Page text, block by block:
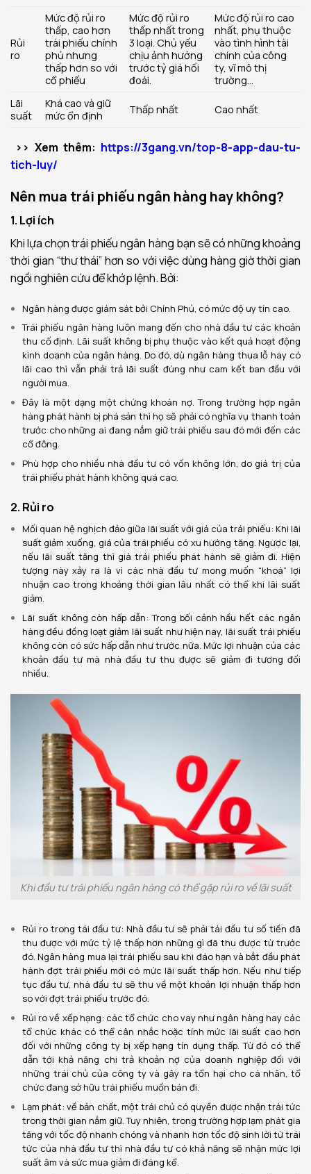
Rủi
ro
Mức độ rủi ro
thấp, cao hơn
trái phiếu chính
phủ nhưng
thấp hơn so với
cổ phiếu
Mức độ rủi ro
thấp nhất trong
3 loại. Chủ yếu
chịu ảnh hưởng
trước tỷ giá hối
đoái.
Mức độ rủi ro cao
nhất, phụ thuộc
vào tình hình tài
chính của công
ty, vĩ mô thị
trường…
Lãi
suất
Khá cao và giữ
mức ổn định
Thấp nhất Cao nhất
>> Xem thêm: https://3gang.vn/top-8-app-dau-tu-
tich-luy/
Nên mua trái phiếu ngân hàng hay không?
1. Lợi ích
Khi lựa chọn trái phiếu ngân hàng bạn sẽ có những khoảng
thời gian “thư thái” hơn so với việc dùng hàng giờ thời gian
ngồi nghiên cứu để khớp lệnh. Bởi:
Ngân hàng được giám sát bởi Chính Phủ, có mức độ uy tín cao.
Trái phiếu ngân hàng luôn mang đến cho nhà đầu tư các khoản
thu cố định. Lãi suất không bị phụ thuộc vào kết quả hoạt động
kinh doanh của ngân hàng. Do đó, dù ngân hàng thua lỗ hay có
lãi cao thì vẫn phải trả lãi suất đúng như cam kết ban đầu với
người mua.
Đây là một dạng một chứng khoán nợ. Trong trường hợp ngân
hàng phát hành bị phá sản thì họ sẽ phải có nghĩa vụ thanh toán
trước cho những ai đang nắm giữ trái phiếu sau đó mới đến các
cổ đông.
Phù hợp cho nhiều nhà đầu tư có vốn không lớn, do giá trị của
trái phiếu phát hành không quá cao.
2. Rủi ro
Mối quan hệ nghịch đảo giữa lãi suất với giá của trái phiếu: Khi lãi
suất giảm xuống, giá của trái phiếu có xu hướng tăng. Ngược lại,
nếu lãi suất tăng thì giá trái phiếu phát hành sẽ giảm đi. Hiện
tượng này xảy ra là vì các nhà đầu tư mong muốn “khoá” lợi
nhuận cao trong khoảng thời gian lâu nhất có thể khi lãi suất
giảm.
Lãi suất không còn hấp dẫn: Trong bối cảnh hầu hết các ngân
hàng đều đồng loạt giảm lãi suất như hiện nay, lãi suất trái phiếu
không còn có sức hấp dẫn như trước nữa. Mức lợi nhuận của các
khoản đầu tư mà nhà đầu tư thu được sẽ giảm đi tương đối
nhiều.
Khi đầu tư trái phiếu ngân hàng có thể gặp rủi ro về lãi suất
Rủi ro trong tái đầu tư: Nhà đầu tư sẽ phải tái đầu tư số tiền đã
thu được với mức tỷ lệ thấp hơn những gì đã thu được từ trước
đó. Ngân hàng mua lại trái phiếu sau khi đáo hạn và bắt đầu phát
hành đợt trái phiếu mới có mức lãi suất thấp hơn. Nếu như tiếp
tục đầu tư, nhà đầu tư sẽ thu về một khoản lợi nhuận thấp hơn
so với đợt trái phiếu trước đó.
Rủi ro về xếp hạng: các tổ chức cho vay như ngân hàng hay các
tổ chức khác có thể cân nhắc hoặc tính mức lãi suất cao hơn
đối với những công ty bị xếp hạng tín dụng thấp. Từ đó có thể
dẫn tới khả năng chi trả khoản nợ của doanh nghiệp đối với
những trái chủ của công ty và gây ra tổn hại cho cá nhân, tổ
chức đang sở hữu trái phiếu muốn bán đi.
Lạm phát: về bản chất, một trái chủ có quyền được nhận trái tức
trong thời gian nắm giữ. Tuy nhiên, trong trường hợp lạm phát gia
tăng với tốc độ nhanh chóng và nhanh hơn tốc độ sinh lời từ trái
tức của nhà đầu tư thì nhà đầu tư có khả năng sẽ nhận mức lợi
suất âm và sức mua giảm đi đáng kể.